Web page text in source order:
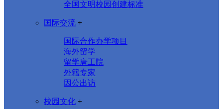
全国文明校园创建标准
国际交流 +
国际合作办学项目
海外留学
留学唐工院
外籍专家
因公出访
校园文化 +